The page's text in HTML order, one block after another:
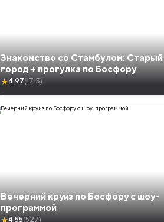
Знакомство со Стамбулом: Старый
город + прогулка по Босфору
★4.97(1715)
Вечерний круиз по Босфору с шоу-
программой
★4.55(527)